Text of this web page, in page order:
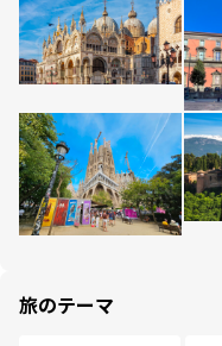
旅のテーマ